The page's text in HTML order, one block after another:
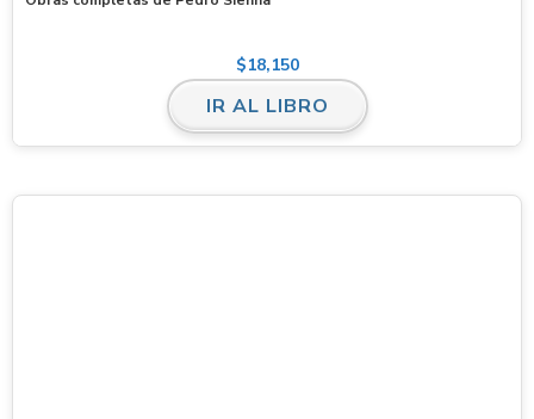
$18,150
IR AL LIBRO